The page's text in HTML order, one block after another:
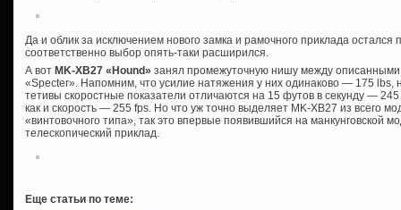
Да и облик за исключением нового замка и рамочного приклада
соответственно выбор опять-таки расширился.
А вот MK-XB27 «Hound» занял промежуточную нишу между
«Specter». Напомним, что усилие натяжения у них одинаково — 175 lbs,
тетивы скоростные показатели отличаются на 15 футов в секунду —
как и скорость — 255 fps. Но что уж точно выделяет MK-XB27 из всего
«винтовочного типа», так это впервые появившийся на манкунговской
телескопический приклад.
Еще статьи по теме: